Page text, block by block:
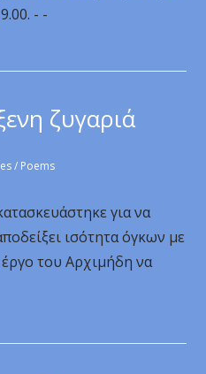
- -
ζυγαριά
/ Poems
για να
ισότητα όγκων με
του Αρχιμήδη να